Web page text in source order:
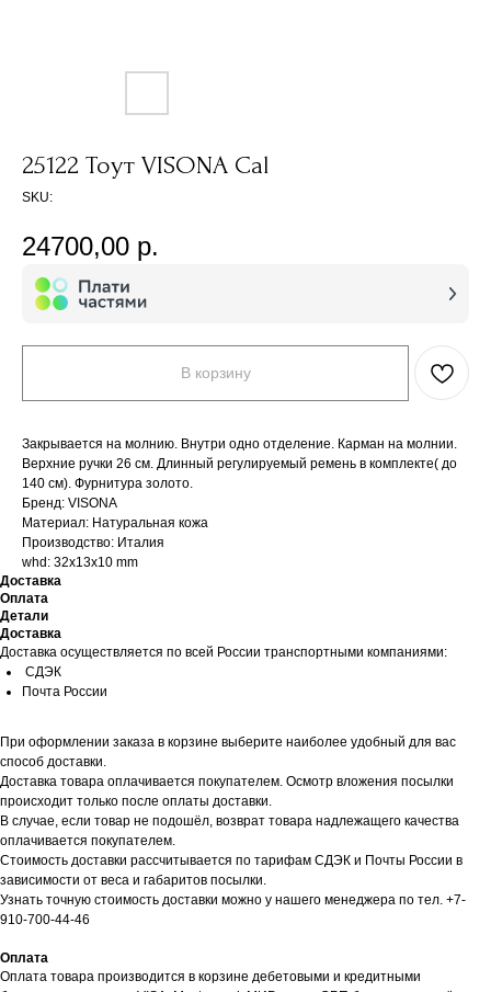
25122 Тоут VISONA Cal
SKU:
24700,00 р.
В корзину
Закрывается на молнию. Внутри одно отделение. Карман на молнии.
Верхние ручки 26 см. Длинный регулируемый ремень в комплекте( до
140 см). Фурнитура золото.
Бренд: VISONA
Материал: Натуральная кожа
Производство: Италия
whd: 32x13x10 mm
Доставка
Оплата
Детали
Доставка
Доставка осуществляется по всей России транспортными компаниями:
СДЭК
Почта России
При оформлении заказа в корзине выберите наиболее удобный для вас
способ доставки.
Доставка товара оплачивается покупателем. Осмотр вложения посылки
происходит только после оплаты доставки.
В случае, если товар не подошёл, возврат товара надлежащего качества
оплачивается покупателем.
Стоимость доставки рассчитывается по тарифам СДЭК и Почты России в
зависимости от веса и габаритов посылки.
Узнать точную стоимость доставки можно у нашего менеджера по тел. +7-
910-700-44-46
Оплата
Оплата товара производится в корзине дебетовыми и кредитными